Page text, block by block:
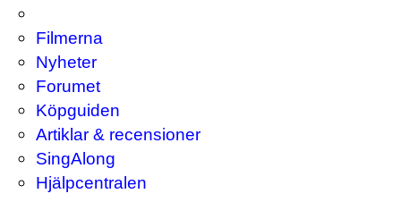
Filmerna
Nyheter
Forumet
Köpguiden
Artiklar & recensioner
SingAlong
Hjälpcentralen